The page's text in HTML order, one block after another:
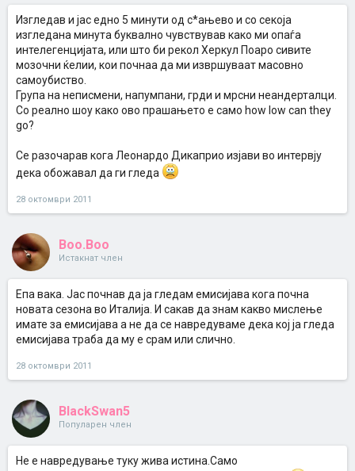
Изгледав и јас едно 5 минути од с*ањево и со секоја
изгледана минута буквално чувствував како ми опаѓа
интелегенцијата, или што би рекол Херкул Поаро сивите
мозочни ќелии, кои почнаа да ми извршуваат масовно
самоубиство.
Група на неписмени, напумпани, грди и мрсни неандерталци.
Со реално шоу како ово прашањето е само how low can they
go?
Се разочарав кога Леонардо Дикаприо изјави во интервју
дека обожавал да ги гледа
28 октомври 2011
Boo.Boo
Истакнат член
Епа вака. Јас почнав да ја гледам емисијава кога почна
новата сезона во Италија. И сакав да знам какво мислење
имате за емисијава а не да се навредуваме дека кој ја гледа
емисијава траба да му е срам или слично.
28 октомври 2011
BlackSwan5
Популарен член
Не е навредување туку жива истина.Само